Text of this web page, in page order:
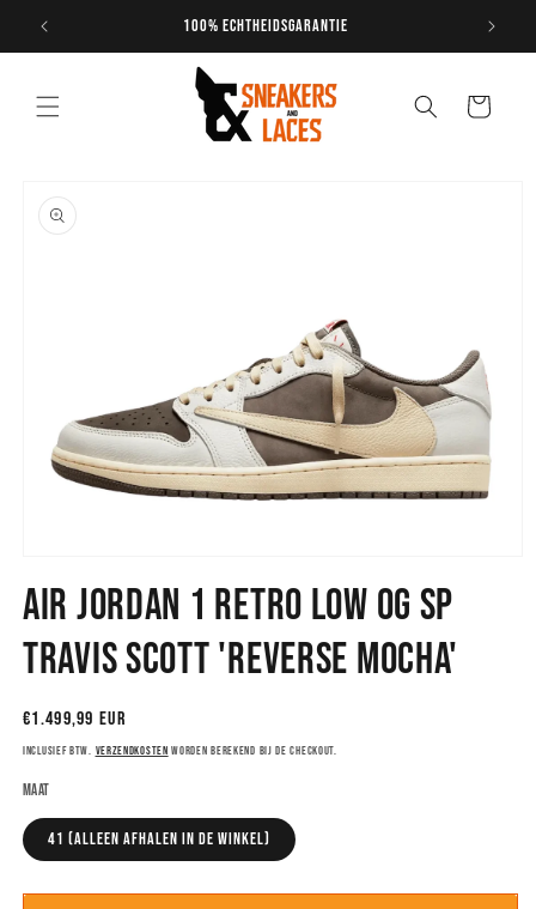
naar de
content
100% echtheidsgarantie
Winkelwagen
productinformatie
openen
in
Air Jordan 1 Retro Low OG SP
Travis Scott 'Reverse Mocha'
Normale
prijs
€1.499,99 EUR
Inclusief btw. Verzendkosten worden berekend bij de checkout.
Maat
41 (alleen afhalen in de winkel)